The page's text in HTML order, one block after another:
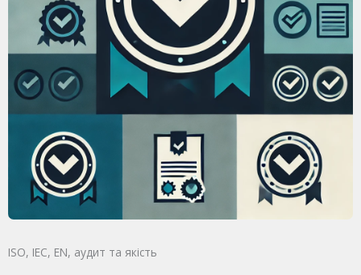
ISO, IEC, EN, аудит та якість